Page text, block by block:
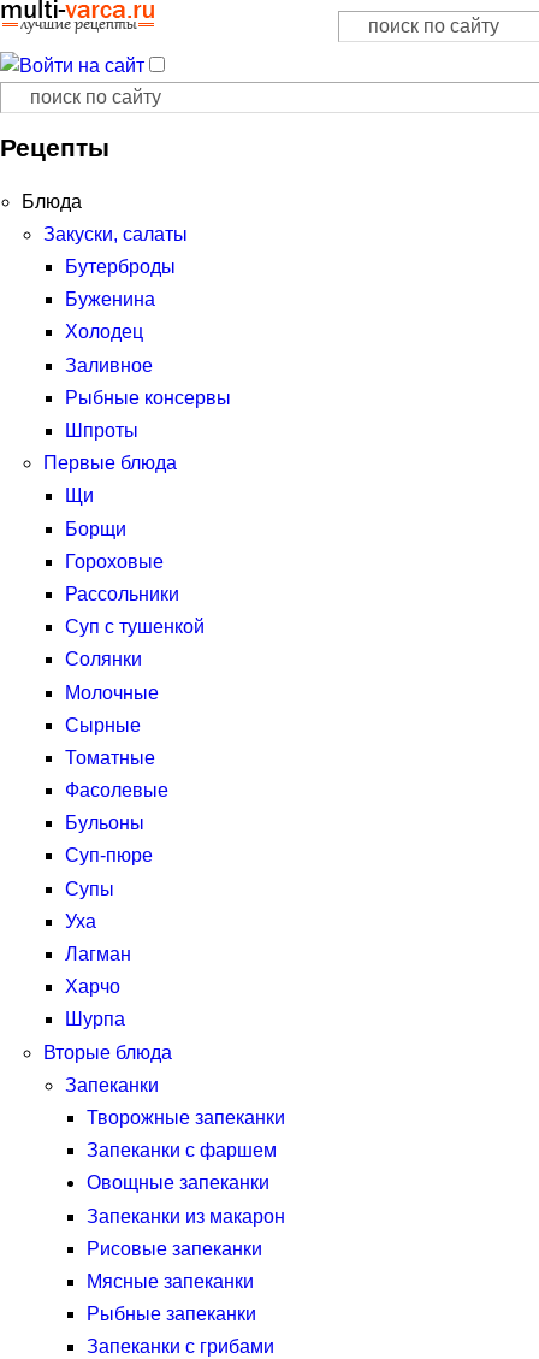
Форма поиска
Поиск
Форма поиска
Поиск
Рецепты
Блюда
Закуски, салаты
Бутерброды
Буженина
Холодец
Заливное
Рыбные консервы
Шпроты
Первые блюда
Щи
Борщи
Гороховые
Рассольники
Суп с тушенкой
Солянки
Молочные
Сырные
Томатные
Фасолевые
Бульоны
Суп-пюре
Супы
Уха
Лагман
Харчо
Шурпа
Вторые блюда
Запеканки
Творожные запеканки
Запеканки с фаршем
Овощные запеканки
Запеканки из макарон
Рисовые запеканки
Мясные запеканки
Рыбные запеканки
Запеканки с грибами